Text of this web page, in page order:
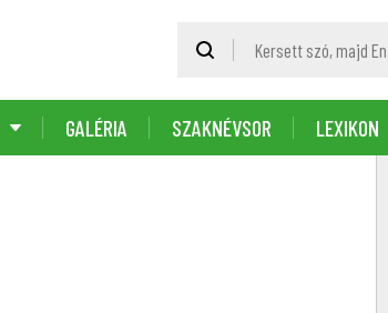
GALÉRIA SZAKNÉVSOR LEXIKON